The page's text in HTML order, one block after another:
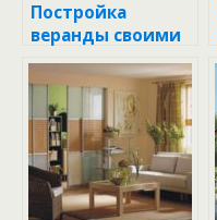
Постройка
веранды своими
руками: от идеи
до реализации